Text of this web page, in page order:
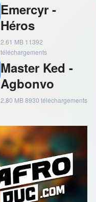
Emercyr -
Héros
2.61 MB 11392
téléchargements
Master Ked -
Agbonvo
2.80 MB8930 téléchargements